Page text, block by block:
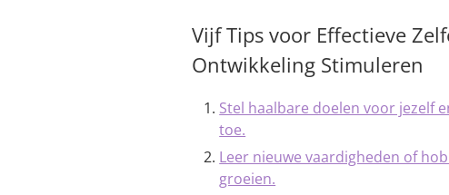
Vijf Tips voor Effectieve
Ontwikkeling Stimuleren
Stel haalbare doelen voor jezelf
toe.
Leer nieuwe vaardigheden of
groeien.